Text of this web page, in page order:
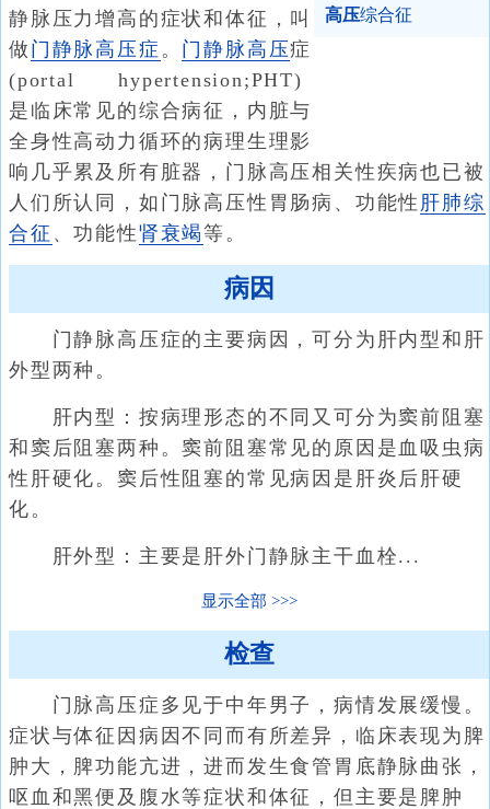
高压综合征
静脉压力增高的症状和体征，叫
做 门静脉高压症 。 门静脉高压症
(portal hypertension;PHT)
是临床常见的综合病征，内脏与
全身性高动力循环的病理生理影
响几乎累及所有脏器，门脉高压相关性疾病也已被
人们所认同，如门脉高压性胃肠病、功能性 肝肺综
合征 、功能性肾衰竭等。
病因
门静脉高压症的主要病因，可分为肝内型和肝
外型两种。
肝内型：按病理形态的不同又可分为窦前阻塞
和窦后阻塞两种。窦前阻塞常见的原因是血吸虫病
性肝硬化。窦后性阻塞的常见病因是肝炎后肝硬
化。
肝外型：主要是肝外门静脉主干血栓...
显示全部
检查
门脉高压症多见于中年男子，病情发展缓慢。
症状与体征因病因不同而有所差异，临床表现为脾
肿大，脾功能亢进，进而发生食管胃底静脉曲张，
呕血和黑便及腹水等症状和体征，但主要是脾肿